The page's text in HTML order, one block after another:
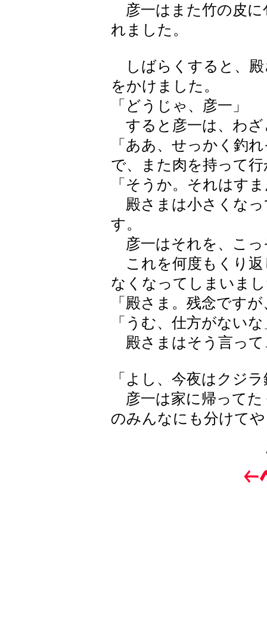
彦一はまた竹の皮に
れました。
しばらくすると、殿
をかけました。
「どうじゃ、彦一」
すると彦一は、わざ
「ああ、せっかく釣
で、また肉を持って
「そうか。それはす
殿さまは小さくなっ
す。
彦一はそれを、こっ
これを何度もくり返
なくなってしまいま
「殿さま。残念です
「うむ、仕方がないな
殿さまはそう言って
「よし、今夜はクジ
彦一は家に帰ってた
のみんなにも分けて